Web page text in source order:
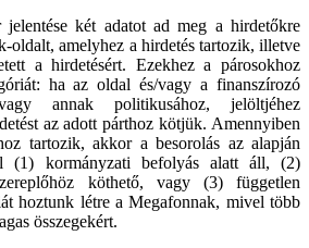
jelentése két adatot ad meg a hirdetőkre
oldalt, amelyhez a hirdetés tartozik, illetve
a hirdetésért. Ezekhez a párosokhoz
ha az oldal és/vagy a finanszírozó
annak politikusához, jelöltjéhez
az adott párthoz kötjük. Amennyiben
tartozik, akkor a besorolás az alapján
(1) kormányzati befolyás alatt áll, (2)
köthető, vagy (3) független
hoztunk létre a Megafonnak, mivel több
összegekért.